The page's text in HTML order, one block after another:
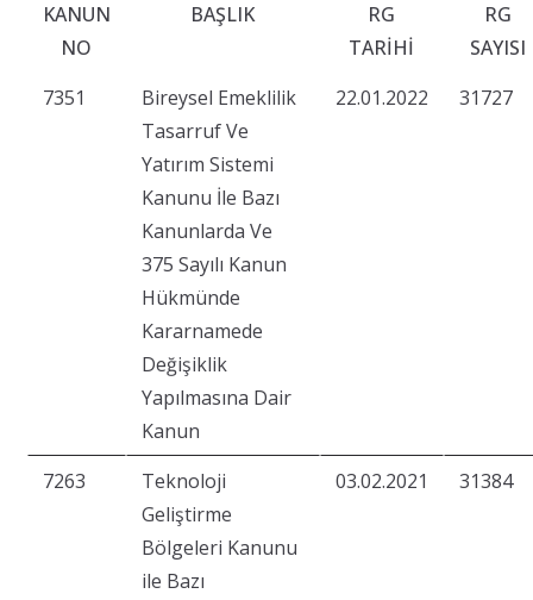
KANUN
NO
BAŞLIK
RG
TARIHI
RG
SAYISI
7351
Bireysel Emeklilik
Tasarruf Ve
Yatırım Sistemi
Kanunu İle Bazı
Kanunlarda Ve
375 Sayılı Kanun
Hükmünde
Kararnamede
Değişiklik
Yapılmasına Dair
Kanun
22.01.2022 31727
7263
Teknoloji
Geliştirme
Bölgeleri Kanunu
ile Bazı
03.02.2021 31384